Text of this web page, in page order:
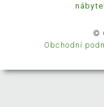
©
Obchodní